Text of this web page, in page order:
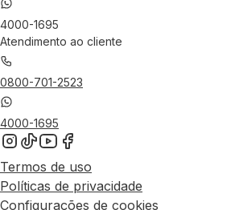
4000-1695
Atendimento ao cliente
0800-701-2523
4000-1695
Termos de uso
Políticas de privacidade
Configurações de cookies